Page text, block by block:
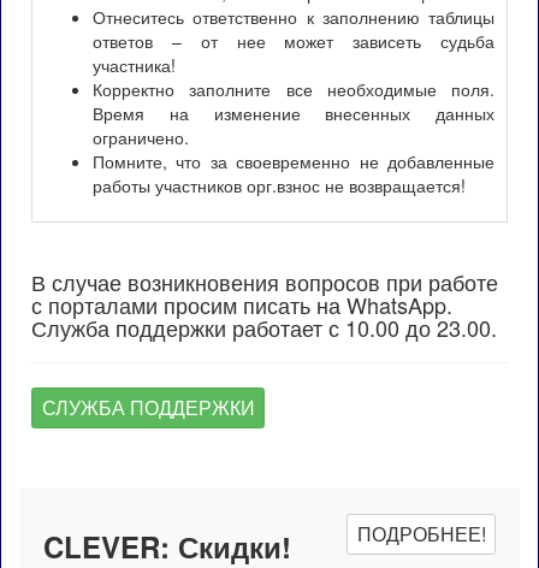
Отнеситесь ответственно к заполнению таблицы
ответов – от нее может зависеть судьба
участника!
Корректно заполните все необходимые поля.
Время на изменение внесенных данных
ограничено.
Помните, что за своевременно не добавленные
работы участников орг.взнос не возвращается!
В случае возникновения вопросов при работе
с порталами просим писать на WhatsApp.
Служба поддержки работает с 10.00 до 23.00.
СЛУЖБА ПОДДЕРЖКИ
CLEVER: Скидки! ПОДРОБНЕЕ!